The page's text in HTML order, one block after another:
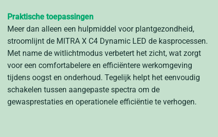
Praktische toepassingen
Meer dan alleen een hulpmiddel voor plantgezondheid,
stroomlijnt de MITRA X C4 Dynamic LED de kasprocessen.
Met name de witlichtmodus verbetert het zicht, wat zorgt
voor een comfortabelere en efficiëntere werkomgeving
tijdens oogst en onderhoud. Tegelijk helpt het eenvoudig
schakelen tussen aangepaste spectra om de
gewasprestaties en operationele efficiëntie te verhogen.